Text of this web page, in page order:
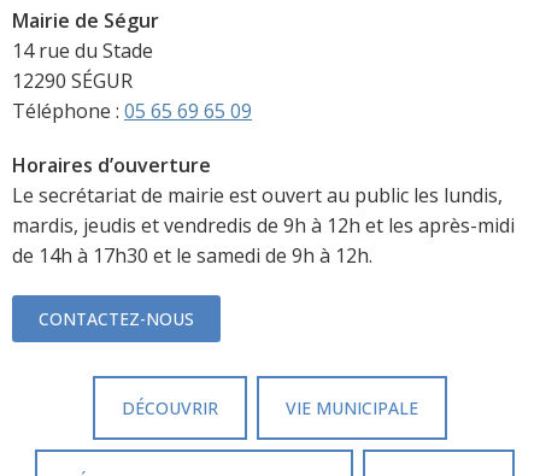
Mairie de Ségur
14 rue du Stade
12290 SÉGUR
Téléphone : 05 65 69 65 09
Horaires d’ouverture
Le secrétariat de mairie est ouvert au public les lundis,
mardis, jeudis et vendredis de 9h à 12h et les après-midi
de 14h à 17h30 et le samedi de 9h à 12h.
CONTACTEZ-NOUS
DÉCOUVRIR VIE MUNICIPALE